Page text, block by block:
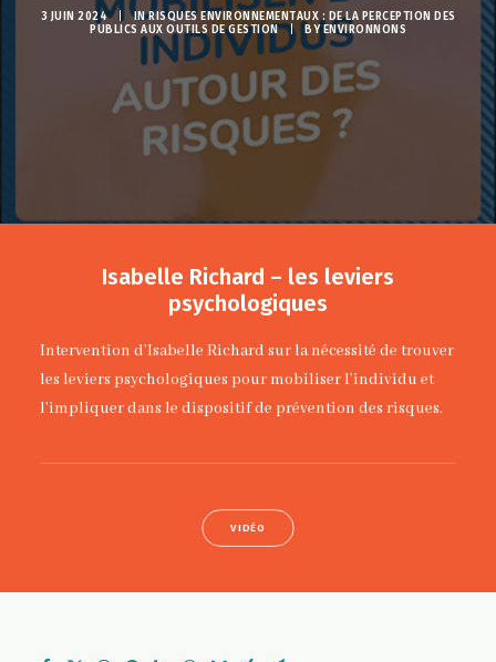
3 JUIN 2024 INRISQUES ENVIRONNEMENTAUX : DE LA PERCEPTION DES
PUBLICS AUX OUTILS DE GESTION
| BY ENVIRONNONS
Isabelle Richard – les leviers
psychologiques
Intervention d’Isabelle Richard sur la nécessité de trouver
les leviers psychologiques pour mobiliser l’individu et
l’impliquer dans le dispositif de prévention des risques.
VIDÉO